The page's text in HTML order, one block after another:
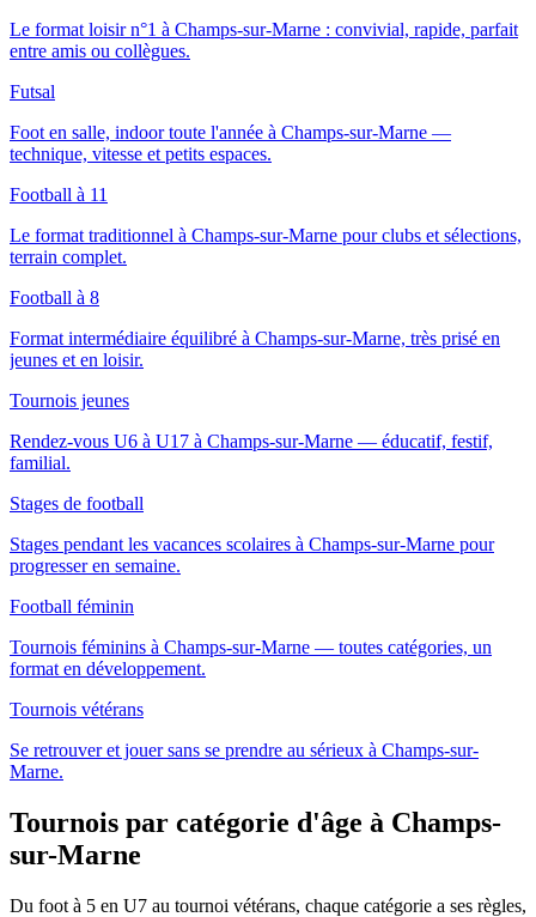
Le format loisir n°1 à Champs-sur-Marne : convivial, rapide, parfait
entre amis ou collègues.
Futsal
Foot en salle, indoor toute l'année à Champs-sur-Marne —
technique, vitesse et petits espaces.
Football à 11
Le format traditionnel à Champs-sur-Marne pour clubs et sélections,
terrain complet.
Football à 8
Format intermédiaire équilibré à Champs-sur-Marne, très prisé en
jeunes et en loisir.
Tournois jeunes
Rendez-vous U6 à U17 à Champs-sur-Marne — éducatif, festif,
familial.
Stages de football
Stages pendant les vacances scolaires à Champs-sur-Marne pour
progresser en semaine.
Football féminin
Tournois féminins à Champs-sur-Marne — toutes catégories, un
format en développement.
Tournois vétérans
Se retrouver et jouer sans se prendre au sérieux à Champs-sur-
Marne.
Tournois par catégorie d'âge à Champs-
sur-Marne
Du foot à 5 en U7 au tournoi vétérans, chaque catégorie a ses règles,